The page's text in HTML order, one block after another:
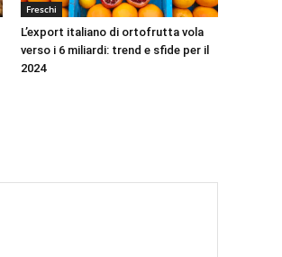
Freschi
L’export italiano di ortofrutta vola
verso i 6 miliardi: trend e sfide per il
2024